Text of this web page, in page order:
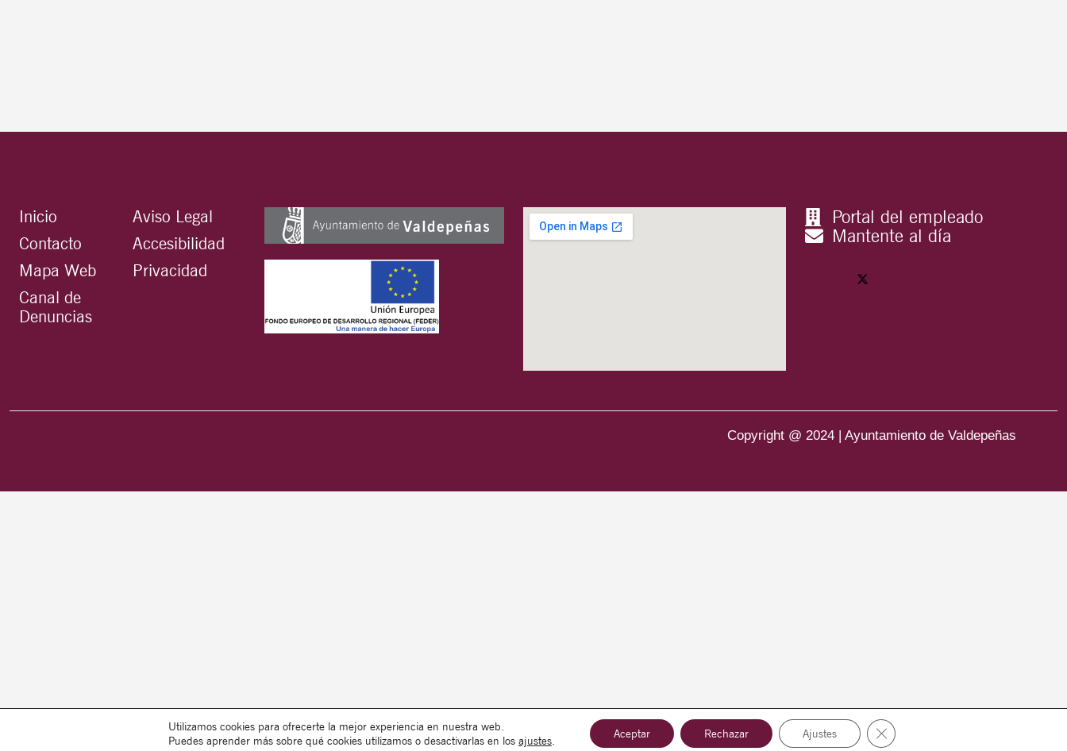
Inicio
Contacto
Mapa Web
Canal de
Denuncias
Aviso Legal
Accesibilidad
Privacidad
Portal del empleado
Mantente al día
Copyright @ 2024 | Ayuntamiento de Valdepeñas
Utilizamos cookies para ofrecerte la mejor experiencia en nuestra web.
Puedes aprender más sobre qué cookies utilizamos o desactivarlas en los ajustes.
Aceptar Rechazar Ajustes Cerrar el banner de cookies RGPD